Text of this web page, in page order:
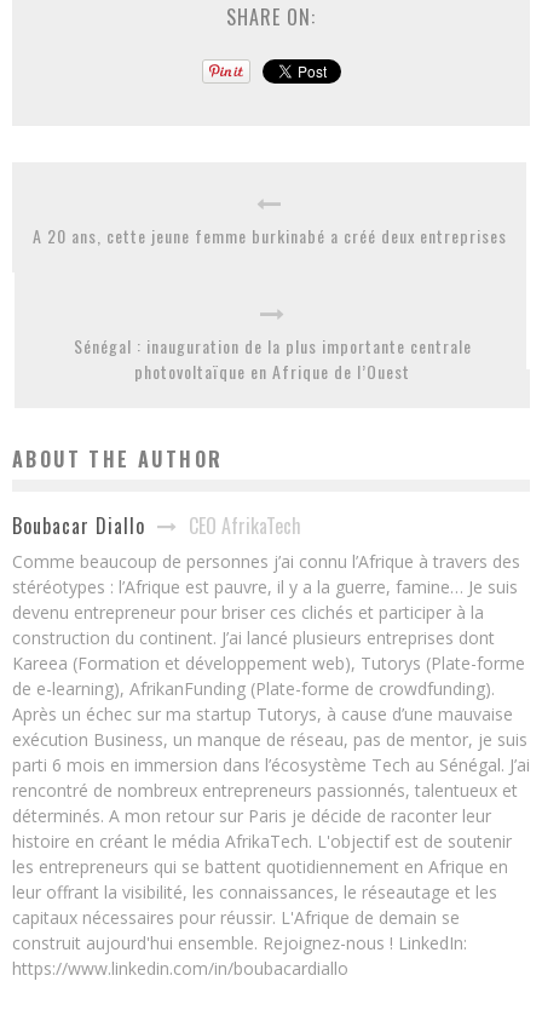
SHARE ON:
A 20 ans, cette jeune femme burkinabé a créé deux entreprises
Sénégal : inauguration de la plus importante centrale
photovoltaïque en Afrique de l’Ouest
ABOUT THE AUTHOR
Boubacar Diallo CEO AfrikaTech
Comme beaucoup de personnes j’ai connu l’Afrique à travers des
stéréotypes : l’Afrique est pauvre, il y a la guerre, famine… Je suis
devenu entrepreneur pour briser ces clichés et participer à la
construction du continent. J’ai lancé plusieurs entreprises dont
Kareea (Formation et développement web), Tutorys (Plate-forme
de e-learning), AfrikanFunding (Plate-forme de crowdfunding).
Après un échec sur ma startup Tutorys, à cause d’une mauvaise
exécution Business, un manque de réseau, pas de mentor, je suis
parti 6 mois en immersion dans l’écosystème Tech au Sénégal. J’ai
rencontré de nombreux entrepreneurs passionnés, talentueux et
déterminés. A mon retour sur Paris je décide de raconter leur
histoire en créant le média AfrikaTech. L'objectif est de soutenir
les entrepreneurs qui se battent quotidiennement en Afrique en
leur offrant la visibilité, les connaissances, le réseautage et les
capitaux nécessaires pour réussir. L'Afrique de demain se
construit aujourd'hui ensemble. Rejoignez-nous ! LinkedIn:
https://www.linkedin.com/in/boubacardiallo